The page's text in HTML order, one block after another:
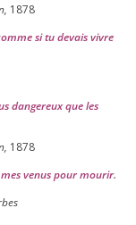
1878
si tu devais vivre
dan­ge­reux que les
1878
venus pour mourir.